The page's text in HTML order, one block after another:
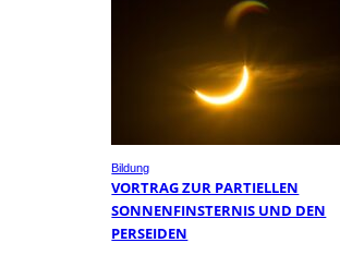
Bildung
VORTRAG ZUR PARTIELLEN
SONNENFINSTERNIS UND DEN
PERSEIDEN